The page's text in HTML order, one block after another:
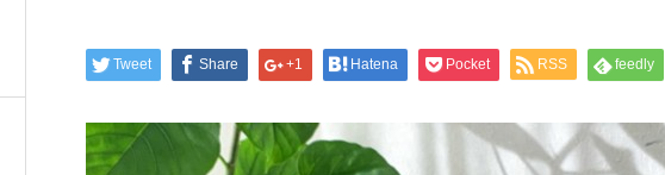
Tweet Share +1 Hatena Pocket RSS feedly